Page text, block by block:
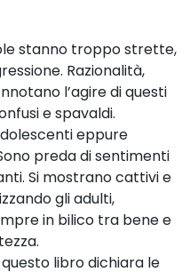
stanno troppo strette,
Razionalità,
l’agire di questi
e spavaldi.
eppure
preda di sentimenti
Si mostrano cattivi e
gli adulti,
in bilico tra bene e
libro dichiara le